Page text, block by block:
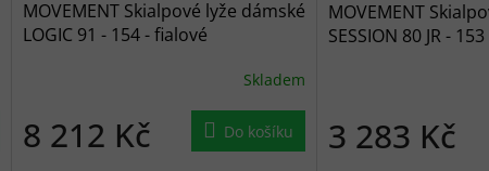
MOVEMENT Skialpové lyže dámské
LOGIC 91 - 154 - fialové
Skladem
8 212 Kč Do košíku
MOVEMENT
SESSION 80 JR - 153
3 283 Kč